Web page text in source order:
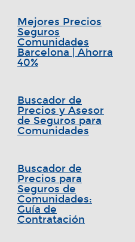
Mejores Precios
Seguros
Comunidades
Barcelona | Ahorra
40%
Buscador de
Precios y Asesor
de Seguros para
Comunidades
Buscador de
Precios para
Seguros de
Comunidades:
Guía de
Contratación